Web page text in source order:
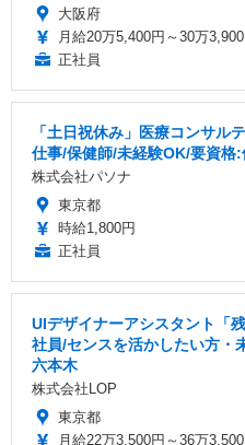
大阪府
月給20万5,400円～30万3,900
正社員
「土日祝休み」医療コンサル
仕事/保健師/未経験OK/要資格:
株式会社パソナ
東京都
時給1,800円
正社員
UIデザイナーアシスタント「
社員/センスを活かしたい方・
六本木
株式会社LOP
東京都
月給22万3,500円～36万3,500